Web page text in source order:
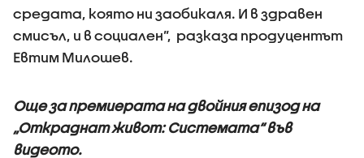
средата, която ни заобикаля. И в здравен
смисъл, и в социален”, разказа продуцентът
Евтим Милошев.
Още за премиерата на двойния епизод на
„Откраднат живот: Системата“ във
видеото.